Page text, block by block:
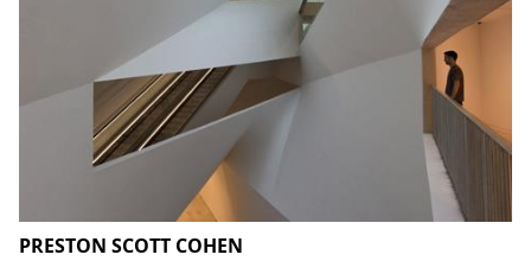
PRESTON SCOTT COHEN